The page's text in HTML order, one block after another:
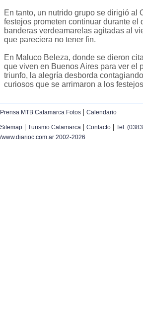
En tanto, un nutrido grupo se dirigió al
festejos prometen continuar durante el
banderas verdeamarelas agitadas al
que pareciera no tener fin.
En Maluco Beleza, donde se dieron
que viven en Buenos Aires para ver el
triunfo, la alegría desborda
curiosos que se arrimaron a los
Prensa MTB Catamarca Fotos | Calendario
Sitemap | Turismo Catamarca | Contacto | Tel.
/www.diarioc.com.ar 2002-2026